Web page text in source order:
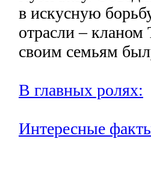
в искусную
отрасли – кланом
своим семьям
В главных ролях:
Интересные